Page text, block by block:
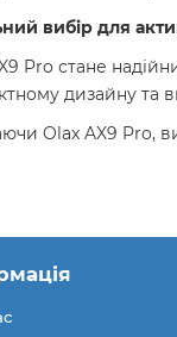
вибір для
Pro стане
дизайну та
Olax AX9 Pro,